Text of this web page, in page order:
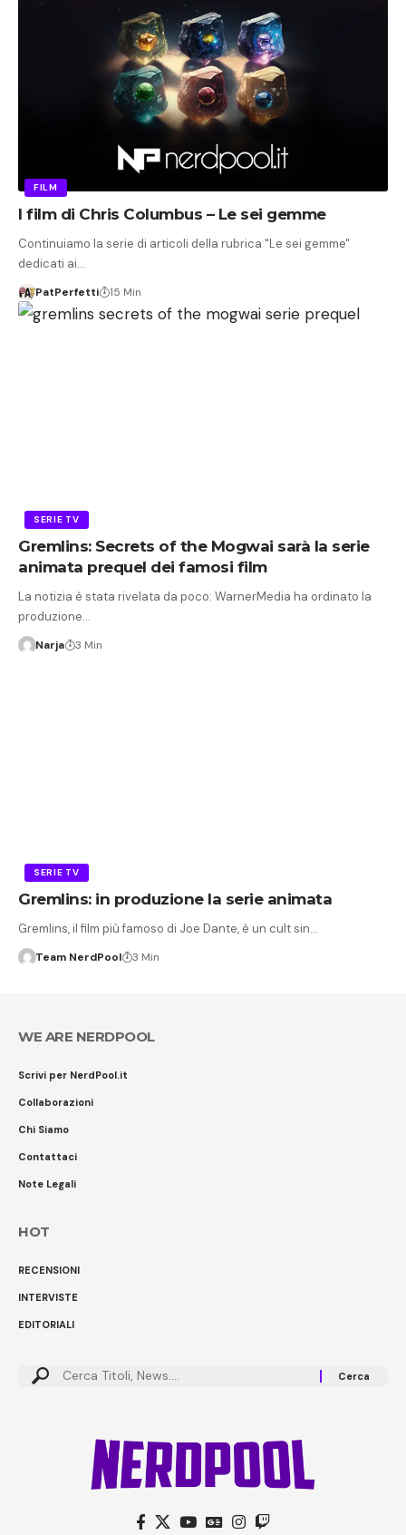
FILM
I film di Chris Columbus – Le sei gemme
Continuiamo la serie di articoli della rubrica "Le sei gemme"
dedicati ai…
PatPerfetti 15 Min
SERIE TV
Gremlins: Secrets of the Mogwai sarà la serie
animata prequel dei famosi film
La notizia è stata rivelata da poco: WarnerMedia ha ordinato la
produzione…
Narja 3 Min
SERIE TV
Gremlins: in produzione la serie animata
Gremlins, il film più famoso di Joe Dante, è un cult sin…
Team NerdPool 3 Min
WE ARE NERDPOOL
Scrivi per NerdPool.it
Collaborazioni
Chi Siamo
Contattaci
Note Legali
HOT
RECENSIONI
INTERVISTE
EDITORIALI
Cerca: